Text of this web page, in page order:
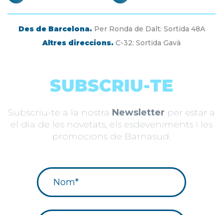
Des de Barcelona.Per Ronda de Dalt: Sortida 48A
Altres direccions. C-32: Sortida Gavà
SUBSCRIU-TE
Subscriu-te a la nostra Newsletter per estar a
el dia de les novetats, els esdeveniments i les
promocions de Barnasud.